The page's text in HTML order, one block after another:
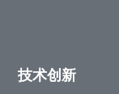
技术创新